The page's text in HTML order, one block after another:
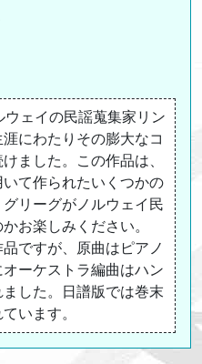
ェイの民謡蒐集家リン
にわたりその膨大なコ
ました。この作品は、
て作られたいくつかの
リーグがノルウェイ民
お楽しみください。
ですが、原曲はピアノ
ーケストラ編曲はハン
した。日譜版では巻末
います。